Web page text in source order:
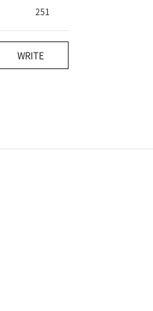
251
WRITE